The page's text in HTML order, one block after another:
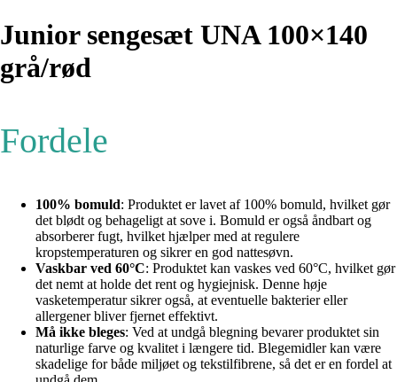
Junior sengesæt UNA 100×140
grå/rød
Fordele
100% bomuld: Produktet er lavet af 100% bomuld, hvilket gør
det blødt og behageligt at sove i. Bomuld er også åndbart og
absorberer fugt, hvilket hjælper med at regulere
kropstemperaturen og sikrer en god nattesøvn.
Vaskbar ved 60°C: Produktet kan vaskes ved 60°C, hvilket gør
det nemt at holde det rent og hygiejnisk. Denne høje
vasketemperatur sikrer også, at eventuelle bakterier eller
allergener bliver fjernet effektivt.
Må ikke bleges: Ved at undgå blegning bevarer produktet sin
naturlige farve og kvalitet i længere tid. Blegemidler kan være
skadelige for både miljøet og tekstilfibrene, så det er en fordel at